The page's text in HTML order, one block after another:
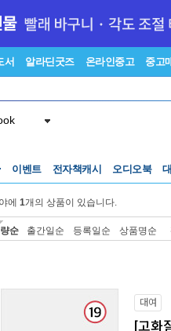
서 알라딘굿즈 온라인중고 중고
이벤트 전자책캐시 오디오북
에 1개의 상품이 있습니다.
순 출간일순 등록일순 상품명순
대여
[고화